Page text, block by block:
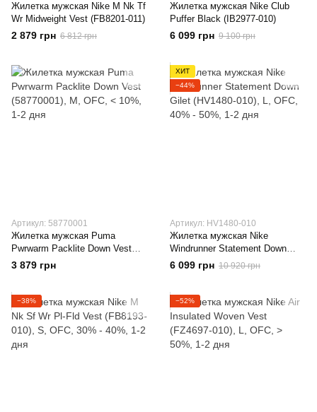
Жилетка мужская Nike M Nk Tf
Wr Midweight Vest (FB8201-011)
2 879 грн 6 812 грн
Жилетка мужская Nike Club
Puffer Black (IB2977-010)
6 099 грн 9 100 грн
Артикул: 58770001
Жилетка мужская Puma
Pwrwarm Packlite Down Vest
(58770001)
3 879 грн
ХИТ
−44%
Артикул: HV1480-010
Жилетка мужская Nike
Windrunner Statement Down
Gilet (HV1480-010)
6 099 грн 10 920 грн
−38% −52%